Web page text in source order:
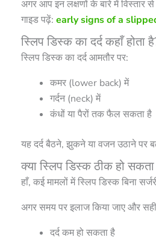
अगर आप इन लक्षणों के बारे में विस्तार
गाइड पढ़ें: early signs of a
स्लिप डिस्क का दर्द कहाँ होता
स्लिप डिस्क का दर्द आमतौर पर:
कमर (lower back) में
गर्दन (neck) में
कंधों या पैरों तक फैल सकता है
यह दर्द बैठने, झुकने या वजन उठाने पर
क्या स्लिप डिस्क ठीक हो
हाँ, कई मामलों में स्लिप डिस्क बिना
अगर समय पर इलाज किया जाए और सही
दर्द कम हो सकता है